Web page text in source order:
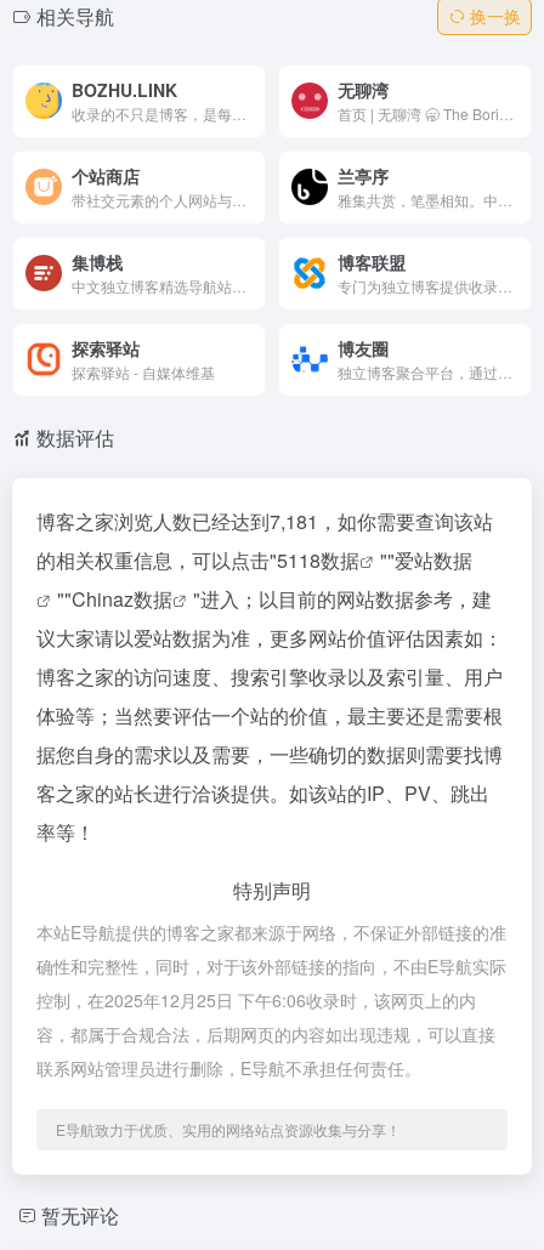
相关导航 换一换
BOZHU.LINK 无聊湾
个站商店 兰亭序
集博栈 博客联盟
探索驿站
探索驿站 - 自媒体维基
博友圈
数据评估
博客之家浏览人数已经达到7,181，如你需要查询该站
的相关权重信息，可以点击"5118数据 ""爱站数据
""Chinaz数据
"进入；以目前的网站数据参考，建
议大家请以爱站数据为准，更多网站价值评估因素如：
博客之家的访问速度、搜索引擎收录以及索引量、用户
体验等；当然要评估一个站的价值，最主要还是需要根
据您自身的需求以及需要，一些确切的数据则需要找博
客之家的站长进行洽谈提供。如该站的IP、PV、跳出
率等！
特别声明
本站E导航提供的博客之家都来源于网络，不保证外部链接的准
确性和完整性，同时，对于该外部链接的指向，不由E导航实际
控制，在2025年12月25日 下午6:06收录时，该网页上的内
容，都属于合规合法，后期网页的内容如出现违规，可以直接
联系网站管理员进行删除，E导航不承担任何责任。
E导航致力于优质、实用的网络站点资源收集与分享！
暂无评论